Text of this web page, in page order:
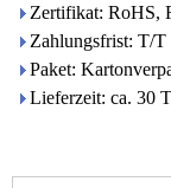
Zertifikat: RoHS,
Zahlungsfrist: T/T
Paket:
Lieferzeit: ca. 30